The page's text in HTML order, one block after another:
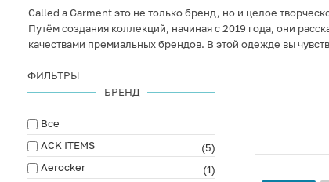
Called a Garment это не только бренд, но и целое
Путём создания коллекций, начиная с 2019 года, они
качествами премиальных брендов. В этой одежде вы
ФИЛЬТРЫ
БРЕНД
Все
ACK ITEMS
(5)
Aerocker
(1)